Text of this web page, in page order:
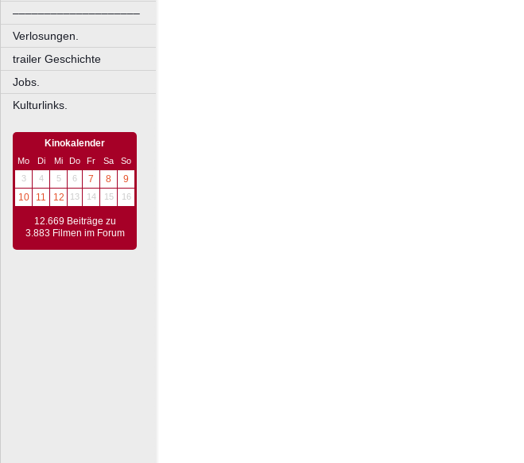
––––––––––––––––––––
Verlosungen.
trailer Geschichte
Jobs.
Kulturlinks.
Kinokalender
Mo Di Mi Do Fr Sa
So
3
4 5 6 7 8
9
10
11 12 13 14 15 16
12.669 Beiträge zu
3.883 Filmen im Forum